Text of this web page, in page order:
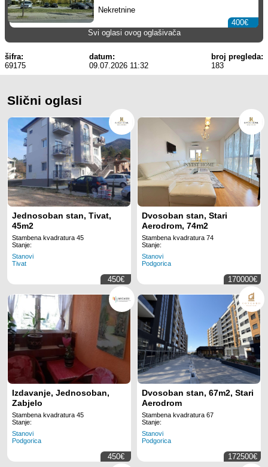
Nekretnine
400€
Svi oglasi ovog oglašivača
šifra:
69175
datum:
09.07.2026 11:32
broj pregleda:
183
Slični oglasi
Jednosoban stan, Tivat,
45m2
Stambena kvadratura 45
Stanje:
Stanovi
Tivat
450€
Dvosoban stan, Stari
Aerodrom, 74m2
Stambena kvadratura 74
Stanje:
Stanovi
Podgorica
170000€
Izdavanje, Jednosoban,
Zabjelo
Stambena kvadratura 45
Stanje:
Stanovi
Podgorica
450€
Dvosoban stan, 67m2, Stari
Aerodrom
Stambena kvadratura 67
Stanje:
Stanovi
Podgorica
172500€